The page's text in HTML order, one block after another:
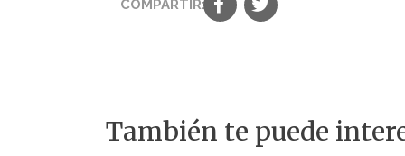
COMPARTIR:
También te puede